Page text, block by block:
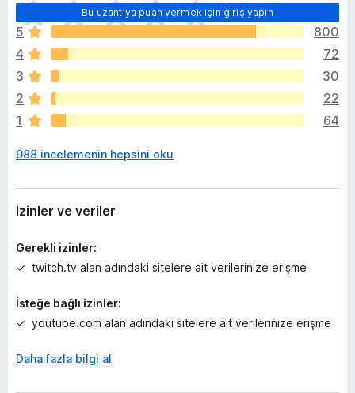
Bu uzantıya puan vermek için giriş yapın
H
e
n
ü
z
h
i
ç
u
n
y
k
5
800
4
72
3
30
2
22
1
64
988 incelemenin hepsini oku
İzinler ve veriler
Gerekli izinler:
twitch.tv alan adındaki sitelere ait verilerinize erişme
İsteğe bağlı izinler:
youtube.com alan adındaki sitelere ait verilerinize erişme
Daha fazla bilgi al